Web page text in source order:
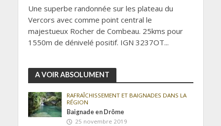
Une superbe randonnée sur les plateau du
Vercors avec comme point central le
majestueux Rocher de Combeau. 25kms pour
1550m de dénivelé positif. IGN 3237OT...
A VOIR ABSOLUMENT
RAFRAÎCHISSEMENT ET BAIGNADES DANS LA
RÉGION
Baignade en Drôme
25 novembre 2019